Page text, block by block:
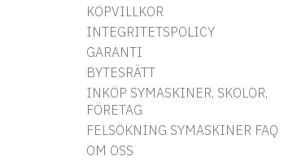
KÖPVILLKOR
INTEGRITETSPOLICY
GARANTI
BYTESRÄTT
INKÖP SYMASKINER, SKOLOR,
FÖRETAG
FELSÖKNING SYMASKINER FAQ
OM OSS